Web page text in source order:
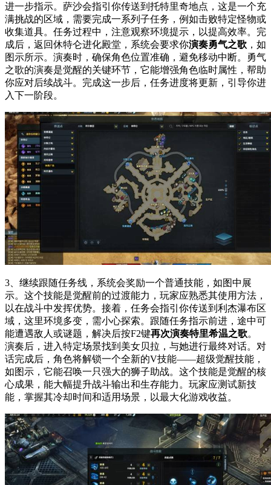
进一步指示。萨沙会指引你传送到托特里奇地点，这是一个充
满挑战的区域，需要完成一系列子任务，例如击败特定怪物或
收集道具。任务过程中，注意观察环境提示，以提高效率。完
成后，返回休特仑进化殿堂，系统会要求你演奏勇气之歌 ，如
图示所示。演奏时，确保角色位置准确，避免移动中断。勇气
之歌的演奏是觉醒的关键环节，它能增强角色临时属性，帮助
你应对后续战斗。完成这一步后，任务进度将更新，引导你进
入下一阶段。
3、继续跟随任务线，系统会奖励一个普通技能，如图中展
示。这个技能是觉醒前的过渡能力，玩家应熟悉其使用方法，
以在战斗中发挥优势。接着，任务会指引你传送到利杰瀑布区
域，这里环境多变，需小心探索。跟随任务指示前进，途中可
能遭遇敌人或谜题，解决后按F2键再次演奏特里希温之歌。
演奏后，进入特定场景找到美女贝拉，与她进行最终对话。对
话完成后，角色将解锁一个全新的V技能——超级觉醒技能，
如图示，它能召唤一只强大的狮子助战。这个技能是觉醒的核
心成果，能大幅提升战斗输出和生存能力。玩家应测试新技
能，掌握其冷却时间和适用场景，以最大化游戏收益。